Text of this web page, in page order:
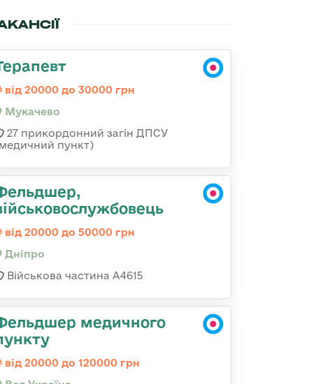
від 20000 до 30000 грн
Мукачево
27 прикордонний загін ДПСУ
пункт)
від 20000 до 50000 грн
Дніпро
Військова частина А4615
медичного
від 20000 до 120000 грн